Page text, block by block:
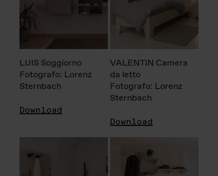
LUIS Soggiorno
Fotografo: Lorenz
Sternbach
Download
VALENTIN Camera
da letto
Fotografo: Lorenz
Sternbach
Download